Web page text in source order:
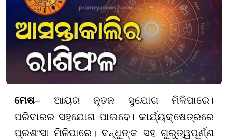
ମେଷ– ଆୟର ନୂତନ ସୁଯୋଗ ମିଳିପାରେ।
ପରିବାରର ସହଯୋଗ ପାଇବେ। କାର୍ଯ୍ୟକ୍ଷେତ୍ରରେ
ପ୍ରଶଂସା ମିଳିପାରେ। ବନ୍ଧୁଙ୍କ ସହ ଗୁରୁତ୍ୱପୂର୍ଣ୍ଣ